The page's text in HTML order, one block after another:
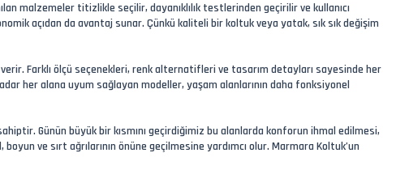
malzemeler titizlikle seçilir, dayanıklılık testlerinden geçirilir ve kullanıcı
açıdan da avantaj sunar. Çünkü kaliteli bir koltuk veya yatak, sık sık değişim
Farklı ölçü seçenekleri, renk alternatifleri ve tasarım detayları sayesinde her
her alana uyum sağlayan modeller, yaşam alanlarının daha fonksiyonel
Günün büyük bir kısmını geçirdiğimiz bu alanlarda konforun ihmal edilmesi,
ve sırt ağrılarının önüne geçilmesine yardımcı olur. Marmara Koltuk’un